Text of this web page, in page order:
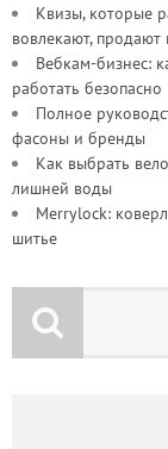
Квизы, которые
вовлекают, продают
Вебкам-бизнес:
работать безопасно
Полное
фасоны и бренды
Как выбрать
лишней воды
Merrylock:
шитье